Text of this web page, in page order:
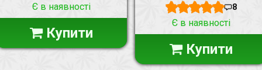
Є в наявності
Купити
8
Є в наявності
Купити